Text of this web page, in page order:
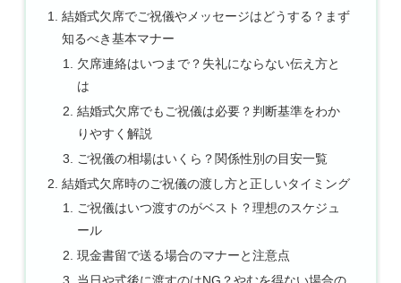
結婚式欠席でご祝儀やメッセージはどうする？まず
知るべき基本マナー
欠席連絡はいつまで？失礼にならない伝え方と
は
結婚式欠席でもご祝儀は必要？判断基準をわか
りやすく解説
ご祝儀の相場はいくら？関係性別の目安一覧
結婚式欠席時のご祝儀の渡し方と正しいタイミング
ご祝儀はいつ渡すのがベスト？理想のスケジュ
ール
現金書留で送る場合のマナーと注意点